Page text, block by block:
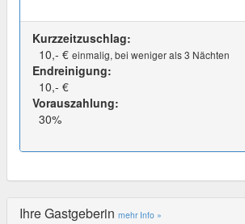
Kurzzeitzuschlag:
10,- € einmalig, bei weniger als 3 Nächten
Endreinigung:
10,- €
Vorauszahlung:
30%
Ihre Gastgeberin mehr Info »